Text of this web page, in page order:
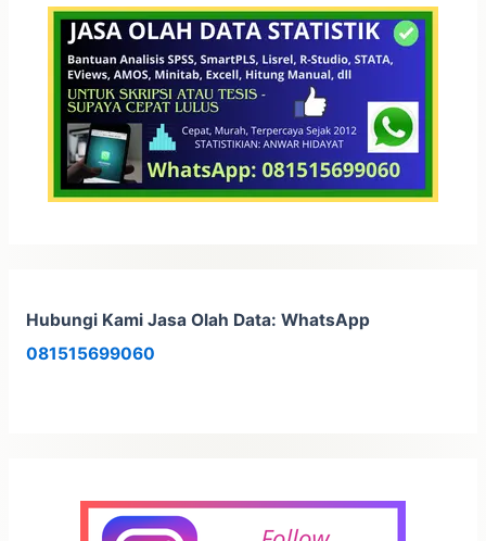
Hubungi Kami Jasa Olah Data: WhatsApp
081515699060